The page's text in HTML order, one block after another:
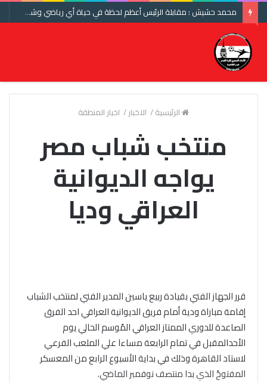
محمد حشيش : مقابلة الرئيس أعظم لحظة في حياة أي رياضي وشكرا اتحاد الكرة ومنتخب مصر
الرئيسية/ الاخبار/ اخبار المنطقة
منتخب شباب مصر
يواجه الديوانية
العراقي وديا
قرر الجهاز الفني بقيادة ربيع ياسين المدير الفني لمنتخب الشباب
إقامة مباراة ودية أمام فريق الديوانية العراقي احد الفرق
الصاعدة للدوري الممتاز العراقي المًوسم الحالي يوم
الأحدالمقبل في تمام الرابعة مساءا علي الملعب الفرعي
لاستاد القاهرة وذلك في بداية الأسبوع الرابع من المعسكر
المفتوحً الذي بدا منتصف نوفمبر الماضي.